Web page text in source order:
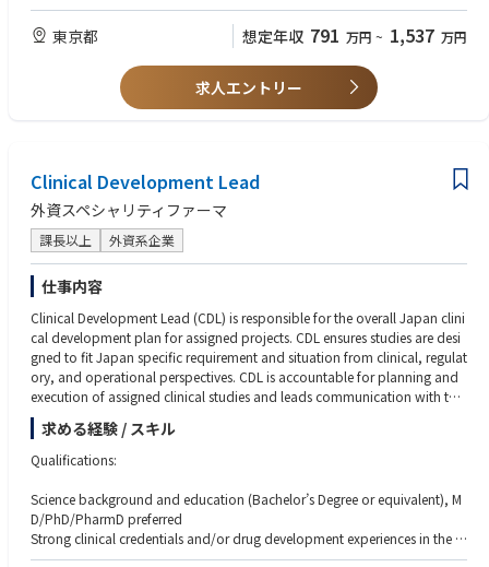
・Planning and execution of global projects (key areas such as CRM, SC
plementation across regions
・Cross-functional and cross-regional stakeholder management and con
dization: Grand design of integrated procurement processes and standa
rdization of accounting codes and code systems
・Support for management decision-making based on data analysis an
d hypothesis development: Cost structure analysis and support for strate
gy development for Margin Transformation
・Support for the launch of new services and digital solutions: Service de
sign for the Patient Support Program (PSP) (delivery, symptom manage
ment, and nurse support)
＊本ポジションの魅力
This position places you at the forefront of complex, ambiguous busines
s transformation challenges — including digital transformation, business
process reengineering, and operating model redesign — where there are
no predetermined answers. At its core, the role demands sophisticated in
tellectual work: structuring highly uncertain and ambiguous issues, and tr
anslating them into clear problem statements, hypotheses, and decision-
ready options for senior leadership. It is an environment where your true
consulting capabilities are put to the test, offering a deeply rewarding pr
ofessional experience.
As the critical bridge between senior executives, business divisions, IT, an
-Working proficiency in business English for meetings, documentation, a
nd communication in global project settings.
-Background in a consulting firm (strategy, Big4, or equivalent) or an inte
rnal consulting function.
-Experience in digital transformation, business process reengineering (BP
Nice to Have
-Experience or knowledge in regulated industries, particularly pharmaceu
ticals or healthcare.
求める人物像
We are looking for someone who can proactively identify and structure c
hallenges even in the absence of clear answers, and who can mobilize st
akeholders through influence rather than authority. The ideal candidate i
s hands-on and execution-oriented, with the ability to translate complex
analysis into practical, actionable steps.
東京都 想定年収 791 万円 ~ 1,537 万円
求人エントリー
Clinical Development Lead
外資スペシャリティファーマ
課長以上 外資系企業
仕事内容
Clinical Development Lead (CDL) is responsible for the overall Japan clini
cal development plan for assigned projects. CDL ensures studies are desi
gned to fit Japan specific requirement and situation from clinical, regulat
ory, and operational perspectives. CDL is accountable for planning and
execution of assigned clinical studies and leads communication with the
external stakeholders (e.g. investigators, regulators, KMEs, academic soci
eties). CDL is accountable for clinical contents of local study documents
(e.g. protocols, IBs, ICFs) and regulatory documents (e.g. briefing books,
Develops Integrated Development Plan (IDP): accountable for Japan clini
cal development strategies
Provides RDPT with necessary information including disease landscape,
SOC, KMEs and competitor situation in Japan
求める経験 / スキル
Qualifications:
Science background and education (Bachelor’s Degree or equivalent), M
D/PhD/PharmD preferred
Strong clinical credentials and/or drug development experiences in the th
erapeutic areas combined with strong grounding in scientific research.